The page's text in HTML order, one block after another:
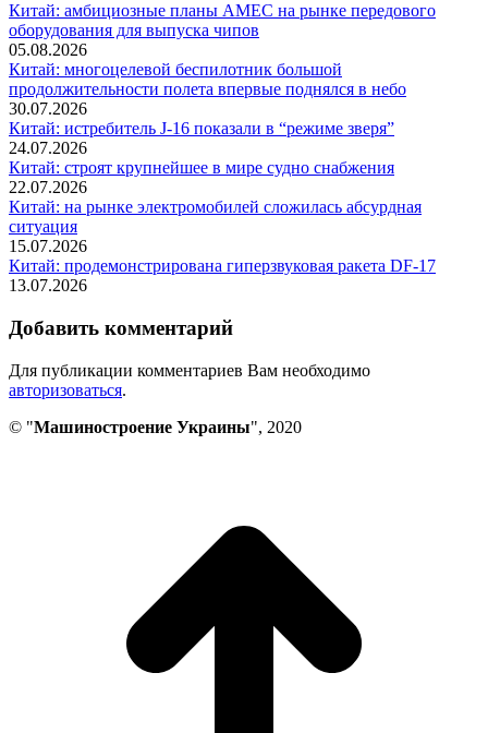
Китай: амбициозные планы AMEC на рынке передового
оборудования для выпуска чипов
05.08.2026
Китай: многоцелевой беспилотник большой
продолжительности полета впервые поднялся в небо
30.07.2026
Китай: истребитель J-16 показали в “режиме зверя”
24.07.2026
Китай: строят крупнейшее в мире судно снабжения
22.07.2026
Китай: на рынке электромобилей сложилась абсурдная
ситуация
15.07.2026
Китай: продемонстрирована гиперзвуковая ракета DF-17
13.07.2026
Добавить комментарий
Для публикации комментариев Вам необходимо
авторизоваться.
© "Машиностроение Украины", 2020